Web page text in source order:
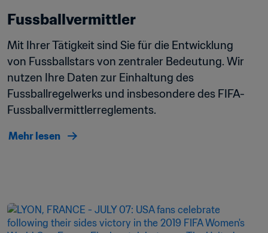
Fussballvermittler
Mit Ihrer Tätigkeit sind Sie für die Entwicklung
von Fussballstars von zentraler Bedeutung. Wir
nutzen Ihre Daten zur Einhaltung des
Fussballregelwerks und insbesondere des FIFA-
Fussballvermittlerreglements.
Mehr lesen